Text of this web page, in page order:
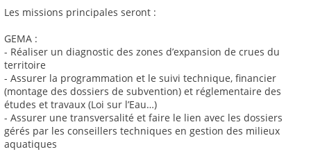
Les missions principales seront :
GEMA :
- Réaliser un diagnostic des zones d’expansion de crues du
territoire
- Assurer la programmation et le suivi technique, financier
(montage des dossiers de subvention) et réglementaire des
études et travaux (Loi sur l’Eau…)
- Assurer une transversalité et faire le lien avec les dossiers
gérés par les conseillers techniques en gestion des milieux
aquatiques